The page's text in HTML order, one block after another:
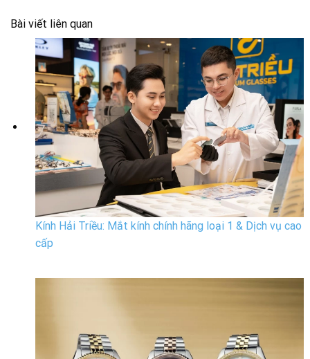
Bài viết liên quan
Kính Hải Triều: Mắt kính chính hãng loại 1 & Dịch vụ cao
cấp